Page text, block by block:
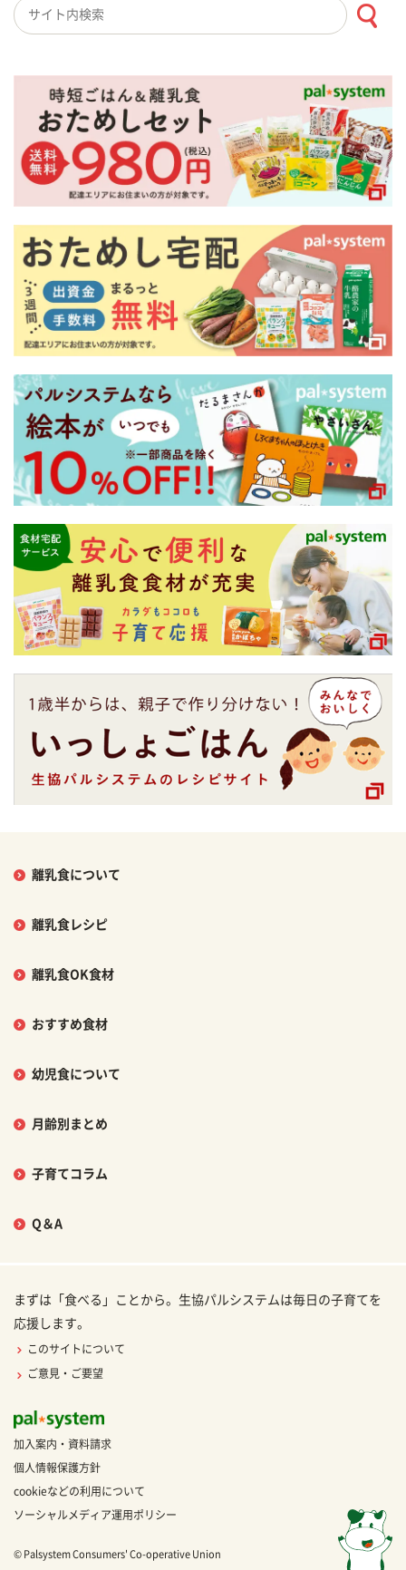
検索キーワード入力
離乳食について
離乳食レシピ
離乳食OK食材
おすすめ食材
幼児食について
月齢別まとめ
子育てコラム
Q＆A
まずは「食べる」ことから。生協パルシステムは毎日の子育てを
応援します。
このサイトについて
ご意見・ご要望
加入案内・資料請求
個人情報保護方針
cookieなどの利用について
ソーシャルメディア運用ポリシー
© Palsystem Consumers' Co-operative Union